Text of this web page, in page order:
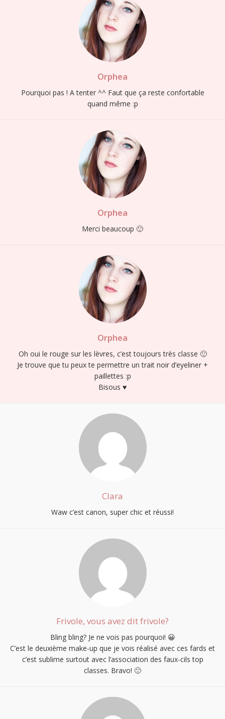
Orphea
Pourquoi pas ! A tenter ^^ Faut que ça reste confortable
quand même :p
Orphea
Merci beaucoup 🙂
Orphea
Oh oui le rouge sur les lèvres, c’est toujours très classe 🙂
Je trouve que tu peux te permettre un trait noir d’eyeliner +
paillettes :p
Bisous ♥
Clara
Waw c’est canon, super chic et réussi!
Frivole, vous avez dit frivole?
Bling bling? Je ne vois pas pourquoi! 😀
C’est le deuxième make-up que je vois réalisé avec ces fards et
c’est sublime surtout avec l’association des faux-cils top
classes. Bravo! 🙂